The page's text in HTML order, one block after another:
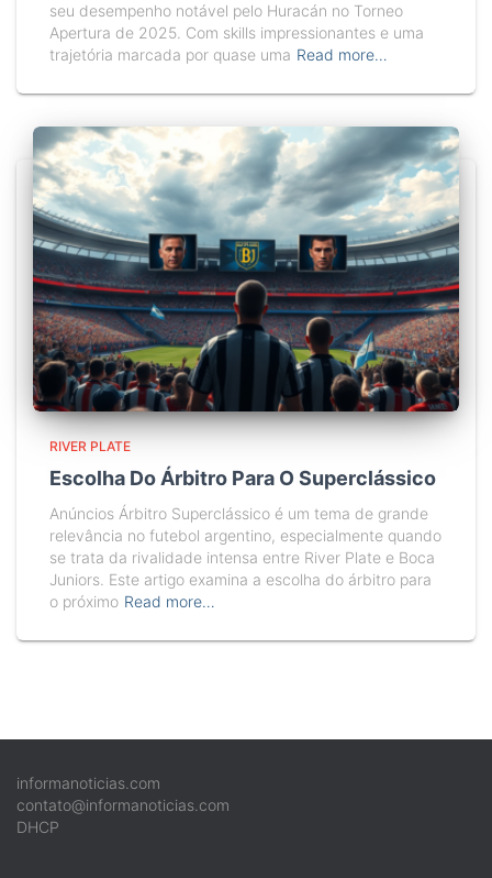
seu desempenho notável pelo Huracán no Torneo
Apertura de 2025. Com skills impressionantes e uma
trajetória marcada por quase uma Read more…
RIVER PLATE
Escolha Do Árbitro Para O Superclássico
Anúncios Árbitro Superclássico é um tema de grande
relevância no futebol argentino, especialmente quando
se trata da rivalidade intensa entre River Plate e Boca
Juniors. Este artigo examina a escolha do árbitro para
o próximo Read more…
informanoticias.com
contato@informanoticias.com
DHCP